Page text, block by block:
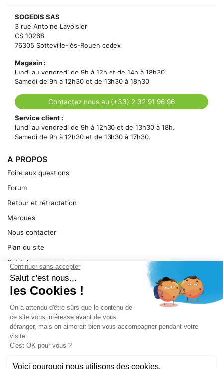
SOGEDIS SAS
3 rue Antoine Lavoisier
CS 10268
76305 Sotteville-lès-Rouen cedex
Magasin :
lundi au vendredi de 9h à 12h et de 14h à 18h30.
Samedi de 9h à 12h30 et de 13h30 à 18h30
Contactez nous au (+33) 2 32 91 96 96
Service client :
lundi au vendredi de 9h à 12h30 et de 13h30 à 18h.
Samedi de 9h à 12h30 et de 13h30 à 17h30.
A PROPOS
Foire aux questions
Forum
Retour et rétractation
Marques
Nous contacter
Plan du site
Suivi de commande
Ma facture
Mentions légales
Conditions générales
SERVICE
Pièces détachées